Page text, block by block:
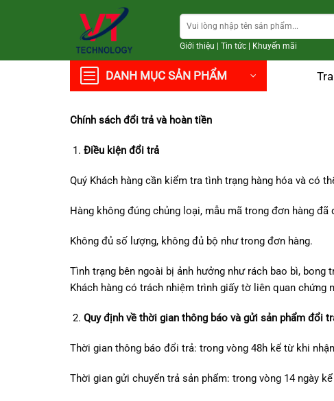
Tìm
kiếm:
Giới thiệu Tin tức| Khuyến mãi
DANH MỤC SẢN PHẨM
Chính sách đổi trả và hoàn tiền
Điều kiện đổi trả
Quý Khách hàng cần kiểm tra tình trạng hàng hóa và có
Hàng không đúng chủng loại, mẫu mã trong đơn hàng
Không đủ số lượng, không đủ bộ như trong đơn hàng.
Tình trạng bên ngoài bị ảnh hưởng như rách bao bì, bong
Khách hàng có trách nhiệm trình giấy tờ liên quan
Quy định về thời gian thông báo và gửi sản phẩm đổi
Thời gian thông báo đổi trả: trong vòng 48h kể từ khi
Thời gian gửi chuyển trả sản phẩm: trong vòng 14 ngày